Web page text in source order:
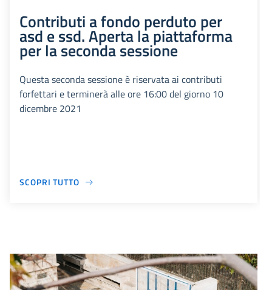
Contributi a fondo perduto per
asd e ssd. Aperta la piattaforma
per la seconda sessione
Questa seconda sessione è riservata ai contributi
forfettari e terminerà alle ore 16:00 del giorno 10
dicembre 2021
SCOPRI TUTTO